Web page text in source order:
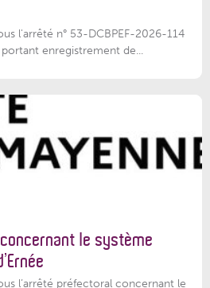
l'arrêté n° 53-DCBPEF-2026-114
enregistrement de...
le système
l’arrêté préfectoral concernant le